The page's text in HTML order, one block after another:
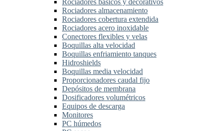
Rociadores básicos y decorativos
Rociadores almacenamiento
Rociadores cobertura extendida
Rociadores acero inoxidable
Conectores flexibles y velas
Boquillas alta velocidad
Boquillas enfriamiento tanques
Hidroshields
Boquillas media velocidad
Proporcionadores caudal fijo
Depósitos de membrana
Dosificadores volumétricos
Equipos de descarga
Monitores
PC húmedos